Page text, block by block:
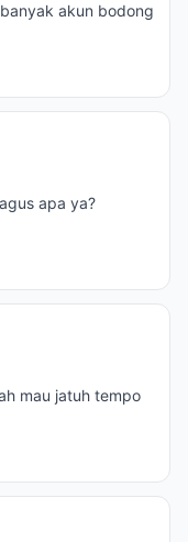
akun bodong
apa ya?
mau jatuh tempo